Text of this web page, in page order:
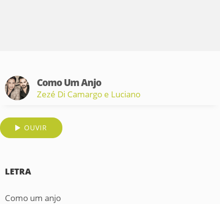
Como Um Anjo
Zezé Di Camargo e Luciano
OUVIR
LETRA
Como um anjo